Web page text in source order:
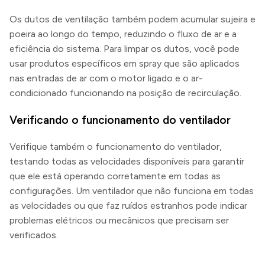
Os dutos de ventilação também podem acumular sujeira e
poeira ao longo do tempo, reduzindo o fluxo de ar e a
eficiência do sistema. Para limpar os dutos, você pode
usar produtos específicos em spray que são aplicados
nas entradas de ar com o motor ligado e o ar-
condicionado funcionando na posição de recirculação.
Verificando o funcionamento do ventilador
Verifique também o funcionamento do ventilador,
testando todas as velocidades disponíveis para garantir
que ele está operando corretamente em todas as
configurações. Um ventilador que não funciona em todas
as velocidades ou que faz ruídos estranhos pode indicar
problemas elétricos ou mecânicos que precisam ser
verificados.